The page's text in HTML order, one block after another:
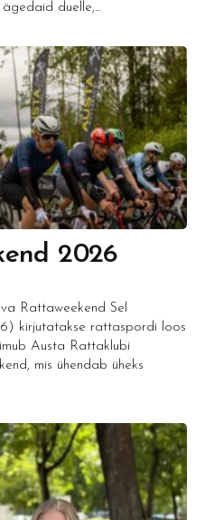
duelle,...
2026
Rattaweekend Sel
kirjutatakse rattaspordi loos
Austa Rattaklubi
mis ühendab üheks